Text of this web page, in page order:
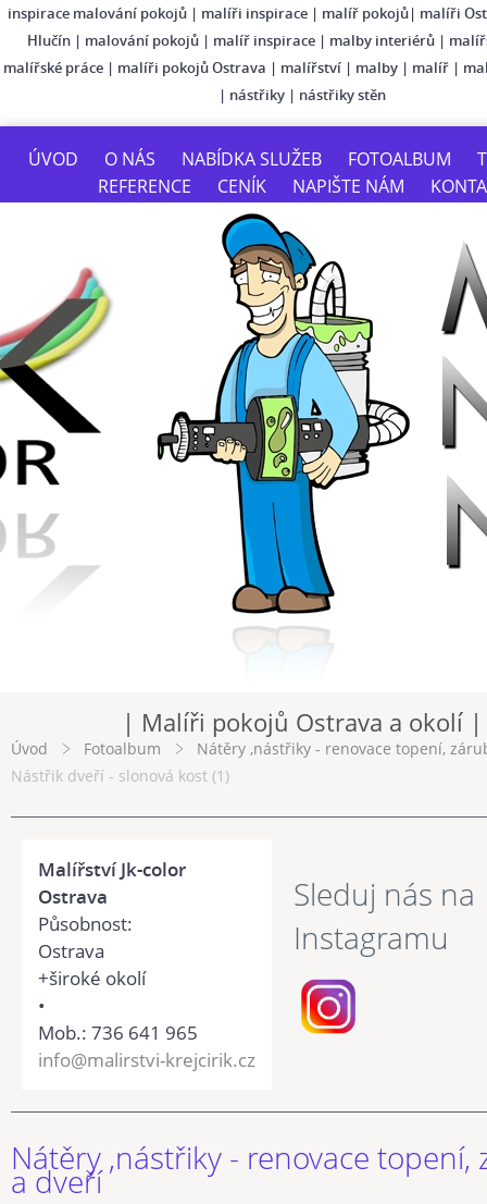
inspirace malování pokojů | malíři inspirace | malíř pokojů| malíři
Hlučín| malování pokojů| malíř inspirace| malby interiérů|
malířské práce | malíři pokojů Ostrava | malířství | malby | malíř |
| nástřiky | nástřiky stěn
ÚVOD O NÁS NABÍDKA SLUŽEB FOTOALBUM
REFERENCE
CENÍK NAPIŠTE NÁM
| Malíři pokojů Ostrava a okolí |
Úvod Fotoalbum
Nátěry ,nástřiky - renovace topení,
Nástřik dveří - slonová kost (1)
Malířství Jk-color
Ostrava
Působnost:
Ostrava
+široké okolí
•
Mob.: 736 641 965
info@malirstvi-krejcirik.cz
Sleduj nás na
Instagramu
Nátěry ,nástřiky - renovace topení,
a dveří